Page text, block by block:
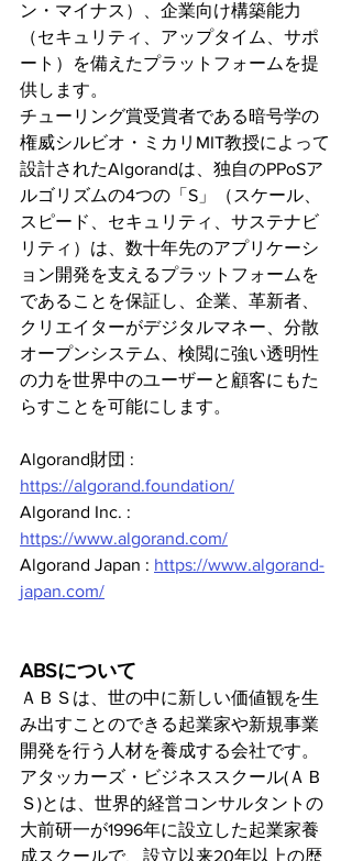
ン・マイナス）、企業向け構築能力
（セキュリティ、アップタイム、サポ
ート）を備えたプラットフォームを提
供します。
チューリング賞受賞者である暗号学の
権威シルビオ・ミカリMIT教授によって
設計されたAlgorandは、独自のPPoSア
ルゴリズムの4つの「S」（スケール、
スピード、セキュリティ、サステナビ
リティ）は、数十年先のアプリケーシ
ョン開発を支えるプラットフォームを
であることを保証し、企業、革新者、
クリエイターがデジタルマネー、分散
オープンシステム、検閲に強い透明性
の力を世界中のユーザーと顧客にもた
らすことを可能にします。
Algorand財団 :
https://algorand.foundation/
Algorand Inc. :
https://www.algorand.com/
Algorand Japan : https://www.algorand-
japan.com/
ABSについて
ＡＢＳは、世の中に新しい価値観を生
み出すことのできる起業家や新規事業
開発を行う人材を養成する会社です。
アタッカーズ・ビジネススクール(ＡＢ
Ｓ)とは、世界的経営コンサルタントの
大前研一が1996年に設立した起業家養
成スクールで、設立以来20年以上の歴